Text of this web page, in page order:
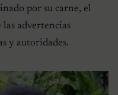
por su carne, el
advertencias
y autoridades.